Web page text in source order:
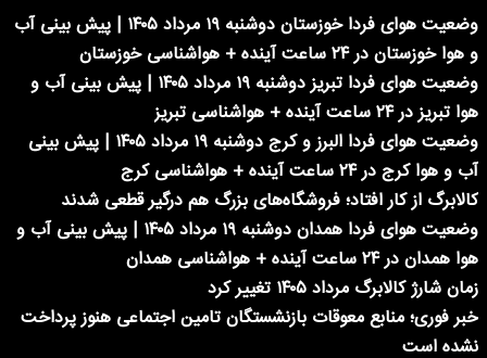
وضعیت هوای فردا خوزستان دوشنبه ۱۹ مرداد ۱۴۰۵ | پیش بینی آب
و هوا خوزستان در ۲۴ ساعت آینده + هواشناسی خوزستان
وضعیت هوای فردا تبریز دوشنبه ۱۹ مرداد ۱۴۰۵ | پیش بینی آب و
هوا تبریز در ۲۴ ساعت آینده + هواشناسی تبریز
وضعیت هوای فردا البرز و کرج دوشنبه ۱۹ مرداد ۱۴۰۵ | پیش بینی
آب و هوا کرج در ۲۴ ساعت آینده + هواشناسی کرج
کالابرگ از کار افتاد؛ فروشگاه‌های بزرگ هم درگیر قطعی شدند
وضعیت هوای فردا همدان دوشنبه ۱۹ مرداد ۱۴۰۵ | پیش بینی آب و
هوا همدان در ۲۴ ساعت آینده + هواشناسی همدان
زمان شارژ کالابرگ مرداد ۱۴۰۵ تغییر کرد
خبر فوری؛ منابع معوقات بازنشستگان تامین اجتماعی هنوز پرداخت
نشده است